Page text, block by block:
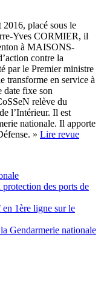
placé sous le
Yves CORMIER, il
à MAISONS-
contre la
par le Premier ministre
transforme en service à
date fixe son
relève du
l’Intérieur. Il est
nationale. Il apporte
» Lire revue
des ports de
1ère ligne sur le
Gendarmerie nationale